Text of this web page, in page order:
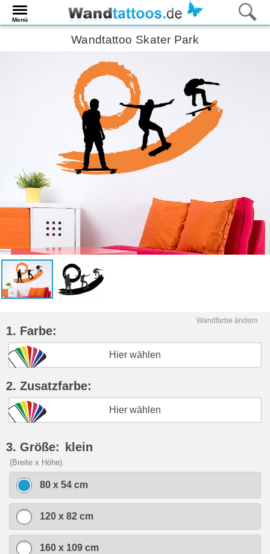
Menü
Wandtattoo Skater Park
Wandfarbe ändern
1. Farbe:
Hier wählen
2. Zusatzfarbe:
Hier wählen
3. Größe: klein
(Breite x Höhe)
80 x 54 cm
120 x 82 cm
160 x 109 cm